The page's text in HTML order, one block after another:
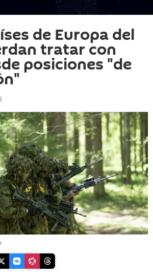
de Europa del
tratar con
posiciones "de